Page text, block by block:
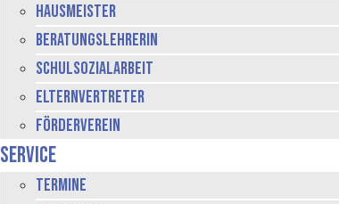
Hausmeister
Beratungslehrerin
Schulsozialarbeit
Elternvertreter
Förderverein
Service
Termine